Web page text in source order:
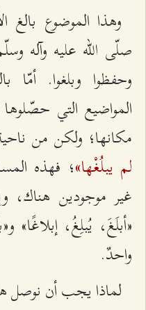
وهذا الموضوع بالغ
صلّى الله عليه وآله
وحفظوا وبلغوا. أمّا
المواضيع التي
مكانها؛ ولكن من
لم یبلُغْها»؛ فهذه
غير موجودين هناك،
«أبلَغَ، یُبلِغُ، إبلاغًا»
واحدٌ.
لماذا يجب أن نوصل